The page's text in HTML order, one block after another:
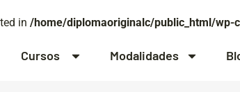
in /home/diplomaoriginalc/public_html/wp-
Cursos Modalidades